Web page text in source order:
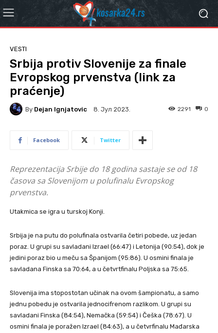
VESTI
Srbija protiv Slovenije za finale
Evropskog prvenstva (link za
praćenje)
By Dejan Ignjatovic 8. Јул 2023. 0
2291
Facebook Twitter
Reprezentacija Srbije do 18 godina sastaje se od 18
časova sa Slovenijom u polufinalu Evropskog
prvenstva.
Utakmica se igra u turskoj Konji.
Srbija je na putu do polufinala ostvarila četiri pobede, uz jedan
poraz. U grupi su savladani Izrael (66:47) i Letonija (90:54), dok je
jedini poraz bio u meču sa Španijom (95:86). U osmini finala je
savladana Finska sa 70:64, a u četvrtfinalu Poljska sa 75:65.
Slovenija ima stopostotan učinak na ovom šampionatu, a samo
jednu pobedu je ostvarila jednocifrenom razlikom. U grupi su
savladani Finska (84:54), Nemačka (59:54) i Češka (78:67). U
osmini finala je poražen Izrael (84:63), a u četvrfinalu Mađarska